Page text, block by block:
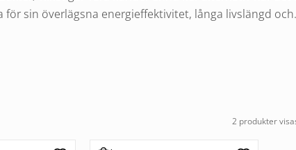
för sin överlägsna energieffektivitet, långa livslängd
2 produkter